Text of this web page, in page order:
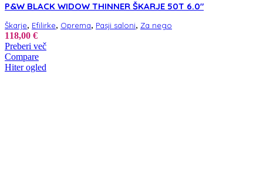
P&W BLACK WIDOW THINNER ŠKARJE 50T 6.0″
Škarje, Efilirke, Oprema, Pasji saloni, Za nego
118,00 €
Preberi več
Compare
Hiter ogled